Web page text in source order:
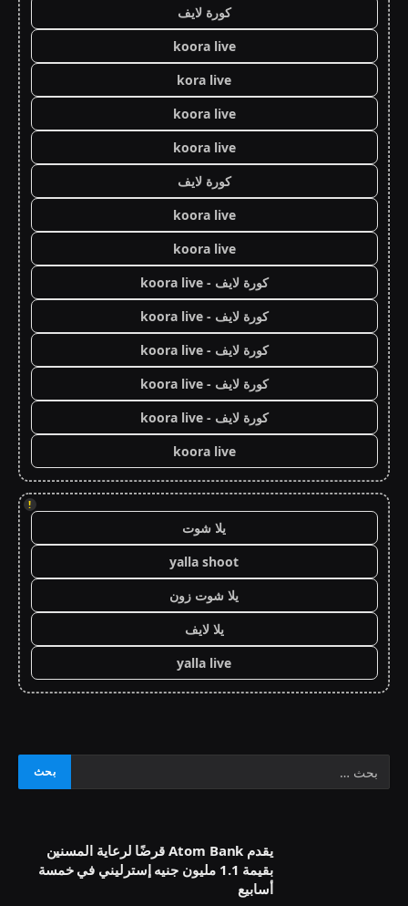
كورة لايف
koora live
kora live
koora live
koora live
كورة لايف
koora live
koora live
كورة لايف - koora live
كورة لايف - koora live
كورة لايف - koora live
كورة لايف - koora live
كورة لايف - koora live
koora live
!
يلا شوت
yalla shoot
يلا شوت زون
يلا لايف
yalla live
يقدم Atom Bank قرضًا لرعاية المسنين
بقيمة 1.1 مليون جنيه إسترليني في خمسة
أسابيع